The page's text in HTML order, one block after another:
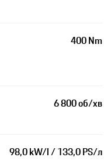
400 Nm
6 800 об/хв
98,0 kW/l / 133,0 PS/л